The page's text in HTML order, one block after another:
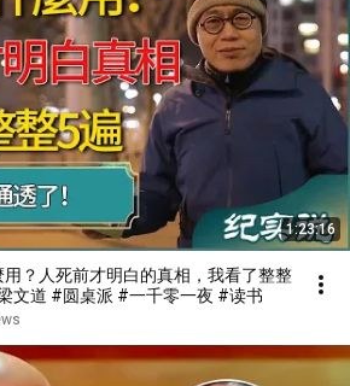
1:23:16
？人死前才明白的真相，我看了整整
5遍才看透！ #梁文道 #圆桌派 #一千零一夜 #读书